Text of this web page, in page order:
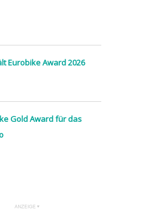
Eurobike Award 2026
Gold Award für das